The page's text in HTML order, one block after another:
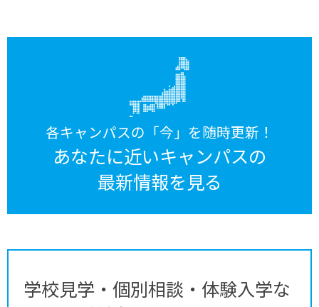
各キャンパスの「今」を随時更新！
あなたに近いキャンパスの
最新情報を見る
学校見学・個別相談・体験入学な